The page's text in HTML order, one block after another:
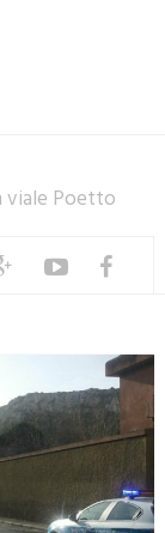
viale Poetto